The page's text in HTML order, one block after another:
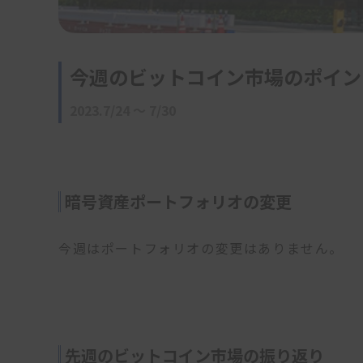
今週のビットコイン市場のポイ
暗号資産ポートフォリオの変更
今週はポートフォリオの変更はありません。
先週のビットコイン市場の振り返り